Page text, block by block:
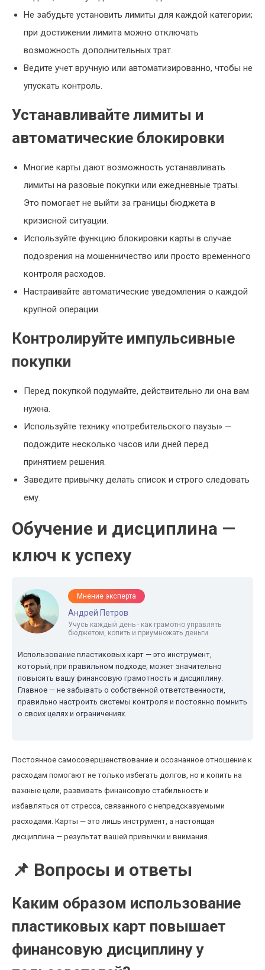
Не забудьте установить лимиты для каждой категории;
при достижении лимита можно отключать
возможность дополнительных трат.
Ведите учет вручную или автоматизированно, чтобы не
упускать контроль.
Устанавливайте лимиты и
автоматические блокировки
Многие карты дают возможность устанавливать
лимиты на разовые покупки или ежедневные траты.
Это помогает не выйти за границы бюджета в
кризисной ситуации.
Используйте функцию блокировки карты в случае
подозрения на мошенничество или просто временного
контроля расходов.
Настраивайте автоматические уведомления о каждой
крупной операции.
Контролируйте импульсивные
покупки
Перед покупкой подумайте, действительно ли она вам
нужна.
Используйте технику «потребительского паузы» —
подождите несколько часов или дней перед
принятием решения.
Заведите привычку делать список и строго следовать
ему.
Обучение и дисциплина —
ключ к успеху
Мнение эксперта
Андрей Петров
Учусь каждый день - как грамотно управлять
бюджетом, копить и приумножать деньги
Использование пластиковых карт — это инструмент,
который, при правильном подходе, может значительно
повысить вашу финансовую грамотность и дисциплину.
Главное — не забывать о собственной ответственности,
правильно настроить системы контроля и постоянно помнить
о своих целях и ограничениях.
Постоянное самосовершенствование и осознанное отношение к
расходам помогают не только избегать долгов, но и копить на
важные цели, развивать финансовую стабильность и
избавляться от стресса, связанного с непредсказуемыми
расходами. Карты — это лишь инструмент, а настоящая
дисциплина — результат вашей привычки и внимания.
📌 Вопросы и ответы
Каким образом использование
пластиковых карт повышает
финансовую дисциплину у